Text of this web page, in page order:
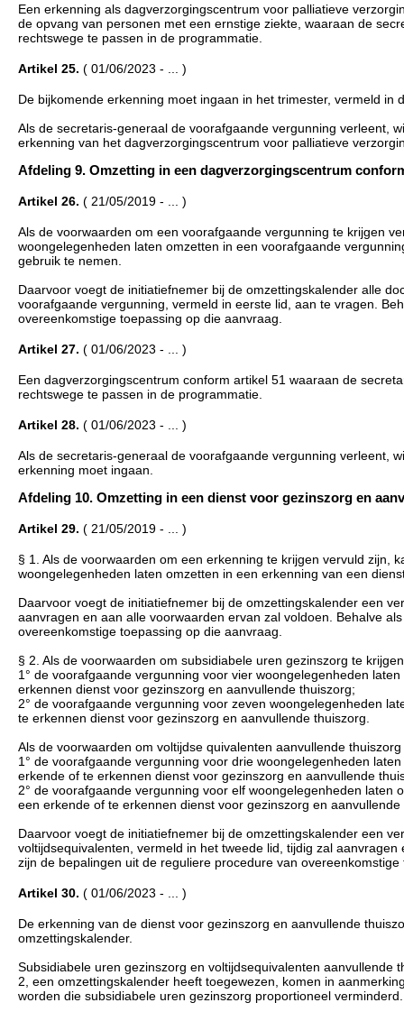
Een erkenning als dagverzorgingscentrum voor palliatieve
de opvang van personen met een ernstige ziekte, waaraan de
rechtswege te passen in de programmatie.
Artikel 25. ( 01/06/2023 - ... )
De bijkomende erkenning moet ingaan in het trimester, vermeld
Als de secretaris-generaal de voorafgaande vergunning verleent,
erkenning van het dagverzorgingscentrum voor palliatieve
Afdeling 9. Omzetting in een dagverzorgingscentrum
Artikel 26. ( 21/05/2019 - ... )
Als de voorwaarden om een voorafgaande vergunning te krijgen
woongelegenheden laten omzetten in een voorafgaande
gebruik te nemen.
Daarvoor voegt de initiatiefnemer bij de omzettingskalender alle
voorafgaande vergunning, vermeld in eerste lid, aan te vragen.
overeenkomstige toepassing op die aanvraag.
Artikel 27. ( 01/06/2023 - ... )
Een dagverzorgingscentrum conform artikel 51 waaraan de
rechtswege te passen in de programmatie.
Artikel 28. ( 01/06/2023 - ... )
Als de secretaris-generaal de voorafgaande vergunning verleent,
erkenning moet ingaan.
Afdeling 10. Omzetting in een dienst voor gezinszorg en
Artikel 29. ( 21/05/2019 - ... )
§ 1. Als de voorwaarden om een erkenning te krijgen vervuld zijn,
woongelegenheden laten omzetten in een erkenning van een
Daarvoor voegt de initiatiefnemer bij de omzettingskalender een
aanvragen en aan alle voorwaarden ervan zal voldoen. Behalve
overeenkomstige toepassing op die aanvraag.
§ 2. Als de voorwaarden om subsidiabele uren gezinszorg te
1° de voorafgaande vergunning voor vier woongelegenheden
erkennen dienst voor gezinszorg en aanvullende thuiszorg;
2° de voorafgaande vergunning voor zeven woongelegenheden
te erkennen dienst voor gezinszorg en aanvullende thuiszorg.
Als de voorwaarden om voltijdse quivalenten aanvullende
1° de voorafgaande vergunning voor drie woongelegenheden
erkende of te erkennen dienst voor gezinszorg en aanvullende
2° de voorafgaande vergunning voor elf woongelegenheden
een erkende of te erkennen dienst voor gezinszorg en aanvullende
Daarvoor voegt de initiatiefnemer bij de omzettingskalender een
voltijdsequivalenten, vermeld in het tweede lid, tijdig zal
zijn de bepalingen uit de reguliere procedure van
Artikel 30. ( 01/06/2023 - ... )
De erkenning van de dienst voor gezinszorg en aanvullende
omzettingskalender.
Subsidiabele uren gezinszorg en voltijdsequivalenten
2, een omzettingskalender heeft toegewezen, komen in
worden die subsidiabele uren gezinszorg proportioneel verminderd.